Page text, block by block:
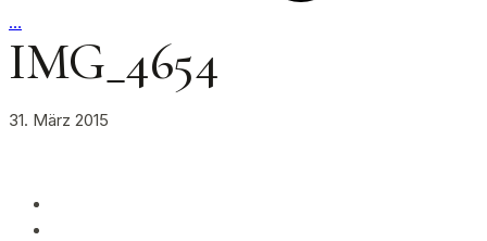
…
IMG_4654
31. März 2015